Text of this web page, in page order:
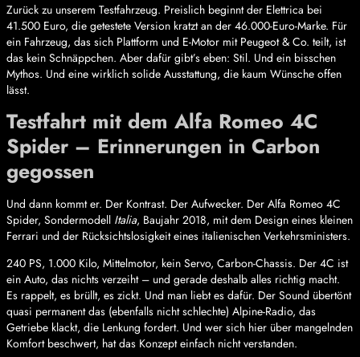
Zurück zu unserem Testfahrzeug. Preislich beginnt der Elettrica bei
41.500 Euro, die getestete Version kratzt an der 46.000-Euro-Marke. Für
ein Fahrzeug, das sich Plattform und E-Motor mit Peugeot & Co. teilt, ist
das kein Schnäppchen. Aber dafür gibt’s eben: Stil. Und ein bisschen
Mythos. Und eine wirklich solide Ausstattung, die kaum Wünsche offen
lässt.
Testfahrt mit dem Alfa Romeo 4C
Spider – Erinnerungen in Carbon
gegossen
Und dann kommt er. Der Kontrast. Der Aufwecker. Der Alfa Romeo 4C
Spider, Sondermodell Italia, Baujahr 2018, mit dem Design eines kleinen
Ferrari und der Rücksichtslosigkeit eines italienischen Verkehrsministers.
240 PS, 1.000 Kilo, Mittelmotor, kein Servo, Carbon-Chassis. Der 4C ist
ein Auto, das nichts verzeiht – und gerade deshalb alles richtig macht.
Es rappelt, es brüllt, es zickt. Und man liebt es dafür. Der Sound übertönt
quasi permanent das (ebenfalls nicht schlechte) Alpine-Radio, das
Getriebe klackt, die Lenkung fordert. Und wer sich hier über mangelnden
Komfort beschwert, hat das Konzept einfach nicht verstanden.